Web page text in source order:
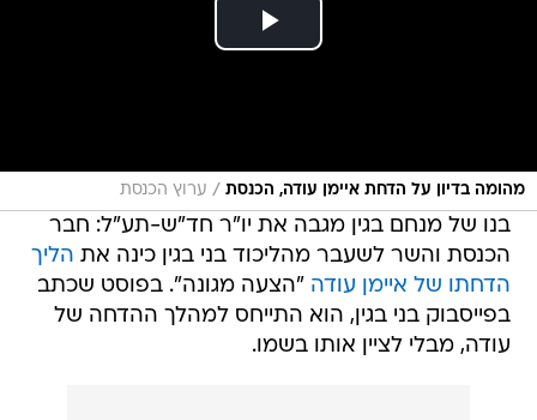
מהומה בדיון על הדחת איימן עודה, הכנסת / ערוץ הכנסת
בנו של מנחם בגין מגבה את יו"ר חד"ש-תע"ל: חבר
הכנסת והשר לשעבר מהליכוד בני בגין כינה את הליך
הדחתו של איימן עודה "הצעה מגונה". בפוסט שכתב
בפייסבוק בני בגין, הוא התייחס למהלך ההדחה של
עודה, מבלי לציין אותו בשמו.